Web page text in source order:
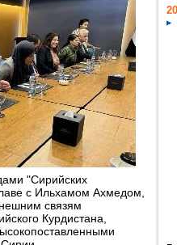
"Сирийских
с Ильхамом Ахмедом,
связям
Курдистана,